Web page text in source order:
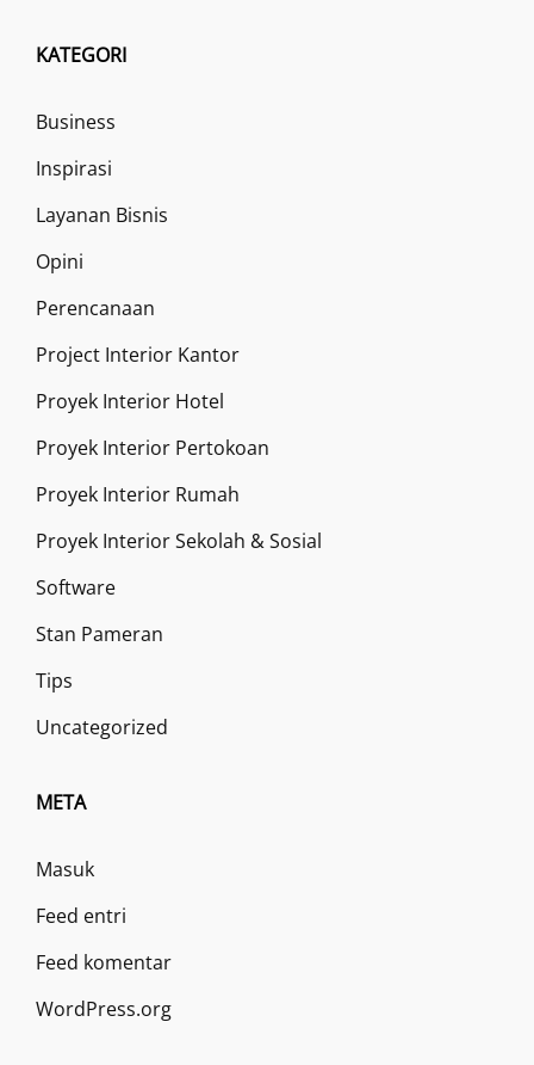
KATEGORI
Business
Inspirasi
Layanan Bisnis
Opini
Perencanaan
Project Interior Kantor
Proyek Interior Hotel
Proyek Interior Pertokoan
Proyek Interior Rumah
Proyek Interior Sekolah & Sosial
Software
Stan Pameran
Tips
Uncategorized
META
Masuk
Feed entri
Feed komentar
WordPress.org